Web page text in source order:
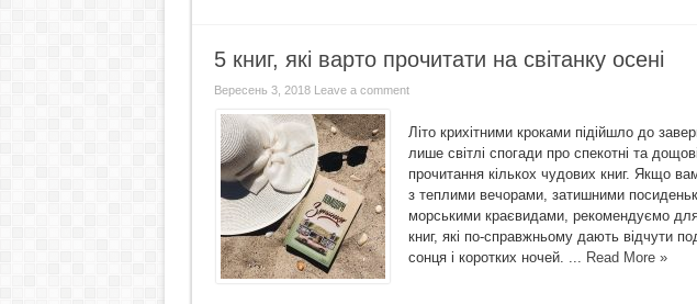
5 книг, які варто прочитати на світанку осені
Вересень 3, 2018 Leave a comment
Літо крихітними кроками підійшло до
лише світлі спогади про спекотні та
прочитання кількох чудових книг. Якщо
з теплими вечорами, затишними
морськими краєвидами, рекомендуємо
книг, які по-справжньому дають відчути
сонця і коротких ночей. ... Read More »